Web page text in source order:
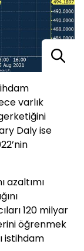
varlık
Daly ise
azaltımı
120 milyar
öğrenmek
istihdam